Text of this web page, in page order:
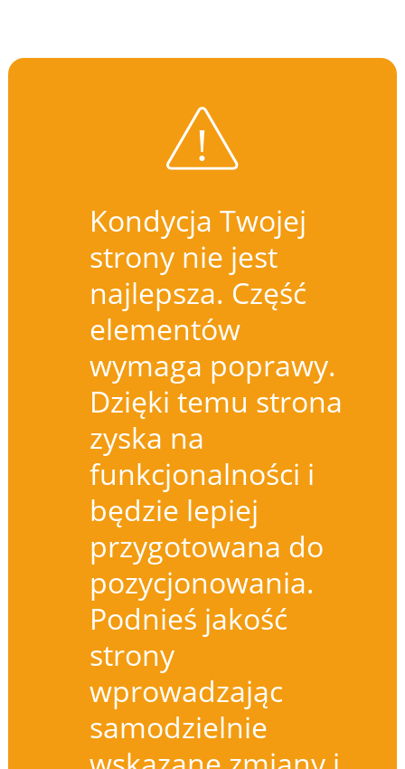
Kondycja Twojej
strony nie jest
najlepsza. Część
elementów
wymaga poprawy.
Dzięki temu strona
zyska na
funkcjonalności i
będzie lepiej
przygotowana do
pozycjonowania.
Podnieś jakość
strony
wprowadzając
samodzielnie